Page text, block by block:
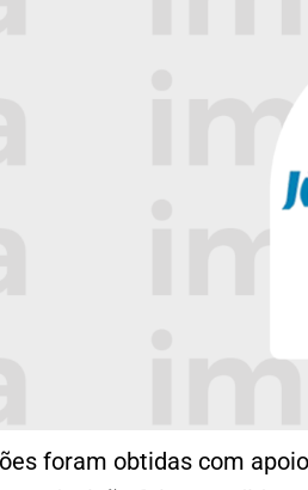
foram obtidas com